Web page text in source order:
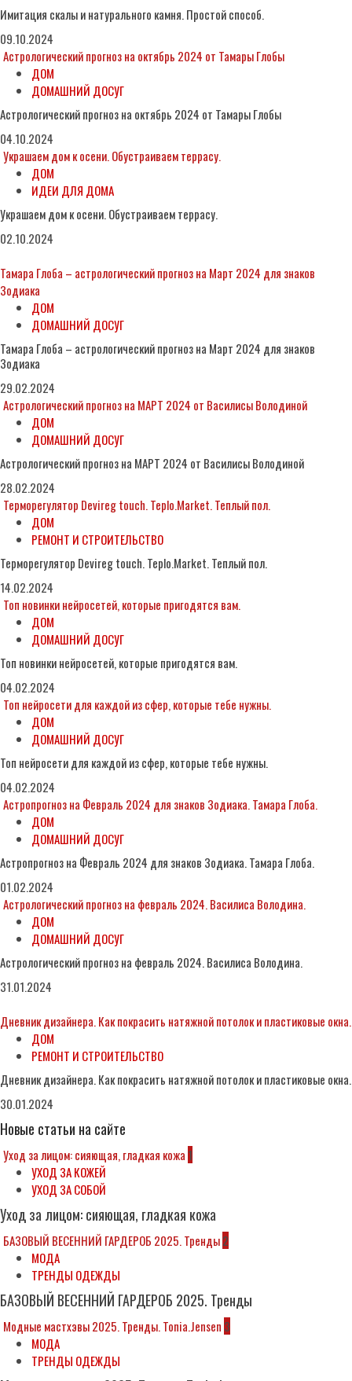
Имитация скалы и натурального камня. Простой способ.
09.10.2024
Астрологический прогноз на октябрь 2024 от Тамары Глобы
ДОМ
ДОМАШНИЙ ДОСУГ
Астрологический прогноз на октябрь 2024 от Тамары Глобы
04.10.2024
Украшаем дом к осени. Обустраиваем террасу.
ДОМ
ИДЕИ ДЛЯ ДОМА
Украшаем дом к осени. Обустраиваем террасу.
02.10.2024
Тамара Глоба – астрологический прогноз на Март 2024 для знаков
Зодиака
ДОМ
ДОМАШНИЙ ДОСУГ
Тамара Глоба – астрологический прогноз на Март 2024 для знаков
Зодиака
29.02.2024
Астрологический прогноз на МАРТ 2024 от Василисы Володиной
ДОМ
ДОМАШНИЙ ДОСУГ
Астрологический прогноз на МАРТ 2024 от Василисы Володиной
28.02.2024
Терморегулятор Devireg touch. Teplo.Market. Теплый пол.
ДОМ
РЕМОНТ И СТРОИТЕЛЬСТВО
Терморегулятор Devireg touch. Teplo.Market. Теплый пол.
14.02.2024
Топ новинки нейросетей, которые пригодятся вам.
ДОМ
ДОМАШНИЙ ДОСУГ
Топ новинки нейросетей, которые пригодятся вам.
04.02.2024
Топ нейросети для каждой из сфер, которые тебе нужны.
ДОМ
ДОМАШНИЙ ДОСУГ
Топ нейросети для каждой из сфер, которые тебе нужны.
04.02.2024
Астропрогноз на Февраль 2024 для знаков Зодиака. Тамара Глоба.
ДОМ
ДОМАШНИЙ ДОСУГ
Астропрогноз на Февраль 2024 для знаков Зодиака. Тамара Глоба.
01.02.2024
Астрологический прогноз на февраль 2024. Василиса Володина.
ДОМ
ДОМАШНИЙ ДОСУГ
Астрологический прогноз на февраль 2024. Василиса Володина.
31.01.2024
Дневник дизайнера. Как покрасить натяжной потолок и пластиковые окна.
ДОМ
РЕМОНТ И СТРОИТЕЛЬСТВО
Дневник дизайнера. Как покрасить натяжной потолок и пластиковые окна.
30.01.2024
Новые статьи на сайте
Уход за лицом: сияющая, гладкая кожа 1
УХОД ЗА КОЖЕЙ
УХОД ЗА СОБОЙ
Уход за лицом: сияющая, гладкая кожа
БАЗОВЫЙ ВЕСЕННИЙ ГАРДЕРОБ 2025. Тренды2
МОДА
ТРЕНДЫ ОДЕЖДЫ
БАЗОВЫЙ ВЕСЕННИЙ ГАРДЕРОБ 2025. Тренды
Модные мастхэвы 2025. Тренды. Tonia.Jensen 3
МОДА
ТРЕНДЫ ОДЕЖДЫ